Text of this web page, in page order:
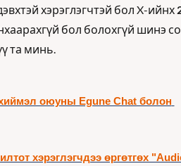
хэрэглэгчтэй бол X-ийнх
бол болохгүй шинэ
та минь.
оюуны Egune Chat болон
хэрэглэгчдээ өргөтгөх